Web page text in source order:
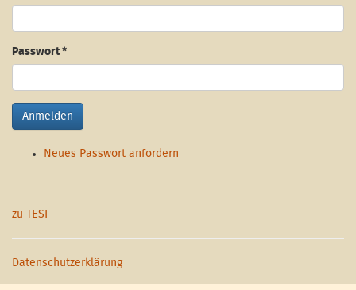
Passwort*
Anmelden
Neues Passwort anfordern
zu TESI
Datenschutzerklärung